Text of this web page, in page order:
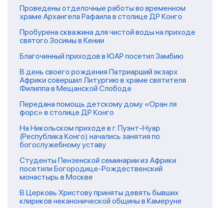
Проведены отделочные работы во временном
храме Архангела Рафаила в столице ДР Конго
Пробурена скважина для чистой воды на приходе
святого Зосимы в Кении
Благочинный приходов в ЮАР посетил Замбию
В день своего рождения Патриарший экзарх
Африки совершил Литургию в храме святителя
Филиппа в Мещанской Слободе
Передана помощь детскому дому «Оран ля
форс» в столице ДР Конго
На Никольском приходе в г. Пуэнт-Нуар
(Республика Конго) начались занятия по
богослужебному уставу
Студенты Пензенской семинарии из Африки
посетили Богородице-Рождественский
монастырь в Москве
В Церковь Христову приняты девять бывших
клириков неканонической общины в Камеруне